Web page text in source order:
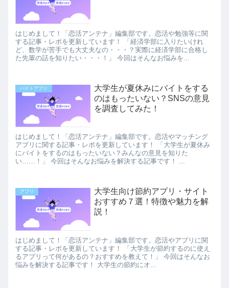
はじめまして！「恋活アンテナ」編集部です。恋活や勉強等に関
する記事・レポを更新しています！ 「経済学部に入りたいけれ
ど、数学が苦手でも大丈夫なの・・・？実際に経済学部に合格し
た先輩の話を知りたい・・・！」 今回はそんなお悩みを...
バイトアプリ
大学生が夏休みにバイトをする
のはもったいない？SNSの意見
を調査してみた！
はじめまして！「恋活アンテナ」編集部です。恋活やマッチング
アプリに関する記事・レポを更新しています！ 「大学生が夏休み
にバイトをするのはもったいない？みんなの意見を知りた
い……！」 今回はそんなお悩みを解決する記事です！ ...
アプリ
大学生向け節約アプリ・サイト
おすすめ７選！特徴や魅力を解
説！
はじめまして！「恋活アンテナ」編集部です。恋活やアプリに関
する記事・レポを更新しています！ 「大学生が節約するのに使え
るアプリって何があるの？おすすめを教えて！」 今回はそんなお
悩みを解決する記事です！ 大学生の節約にオ...